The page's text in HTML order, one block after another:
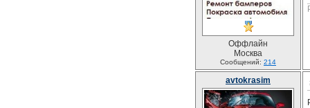
Оффлайн
Москва
Сообщений: 214
avtokrasim